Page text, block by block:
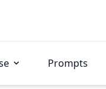
Prompts